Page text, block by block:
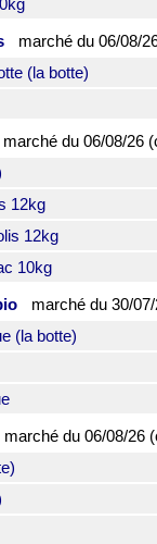
marché du06/08/
(la botte)
du06/08/26
12kg
12kg
10kg
marché du30/07/
(la botte)
marché du06/08/26